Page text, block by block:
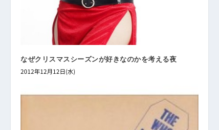
なぜクリスマスシーズンが好きなのかを考える夜
2012年12月12日(水)